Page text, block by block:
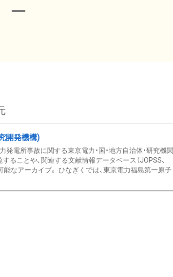
開発機構)
電所事故に関する東京電力・国・地方自治体・研究機関
ることや、関連する文献情報データベース（JOPSS、
能なアーカイブ。 ひなぎくでは、東京電力福島第一原子